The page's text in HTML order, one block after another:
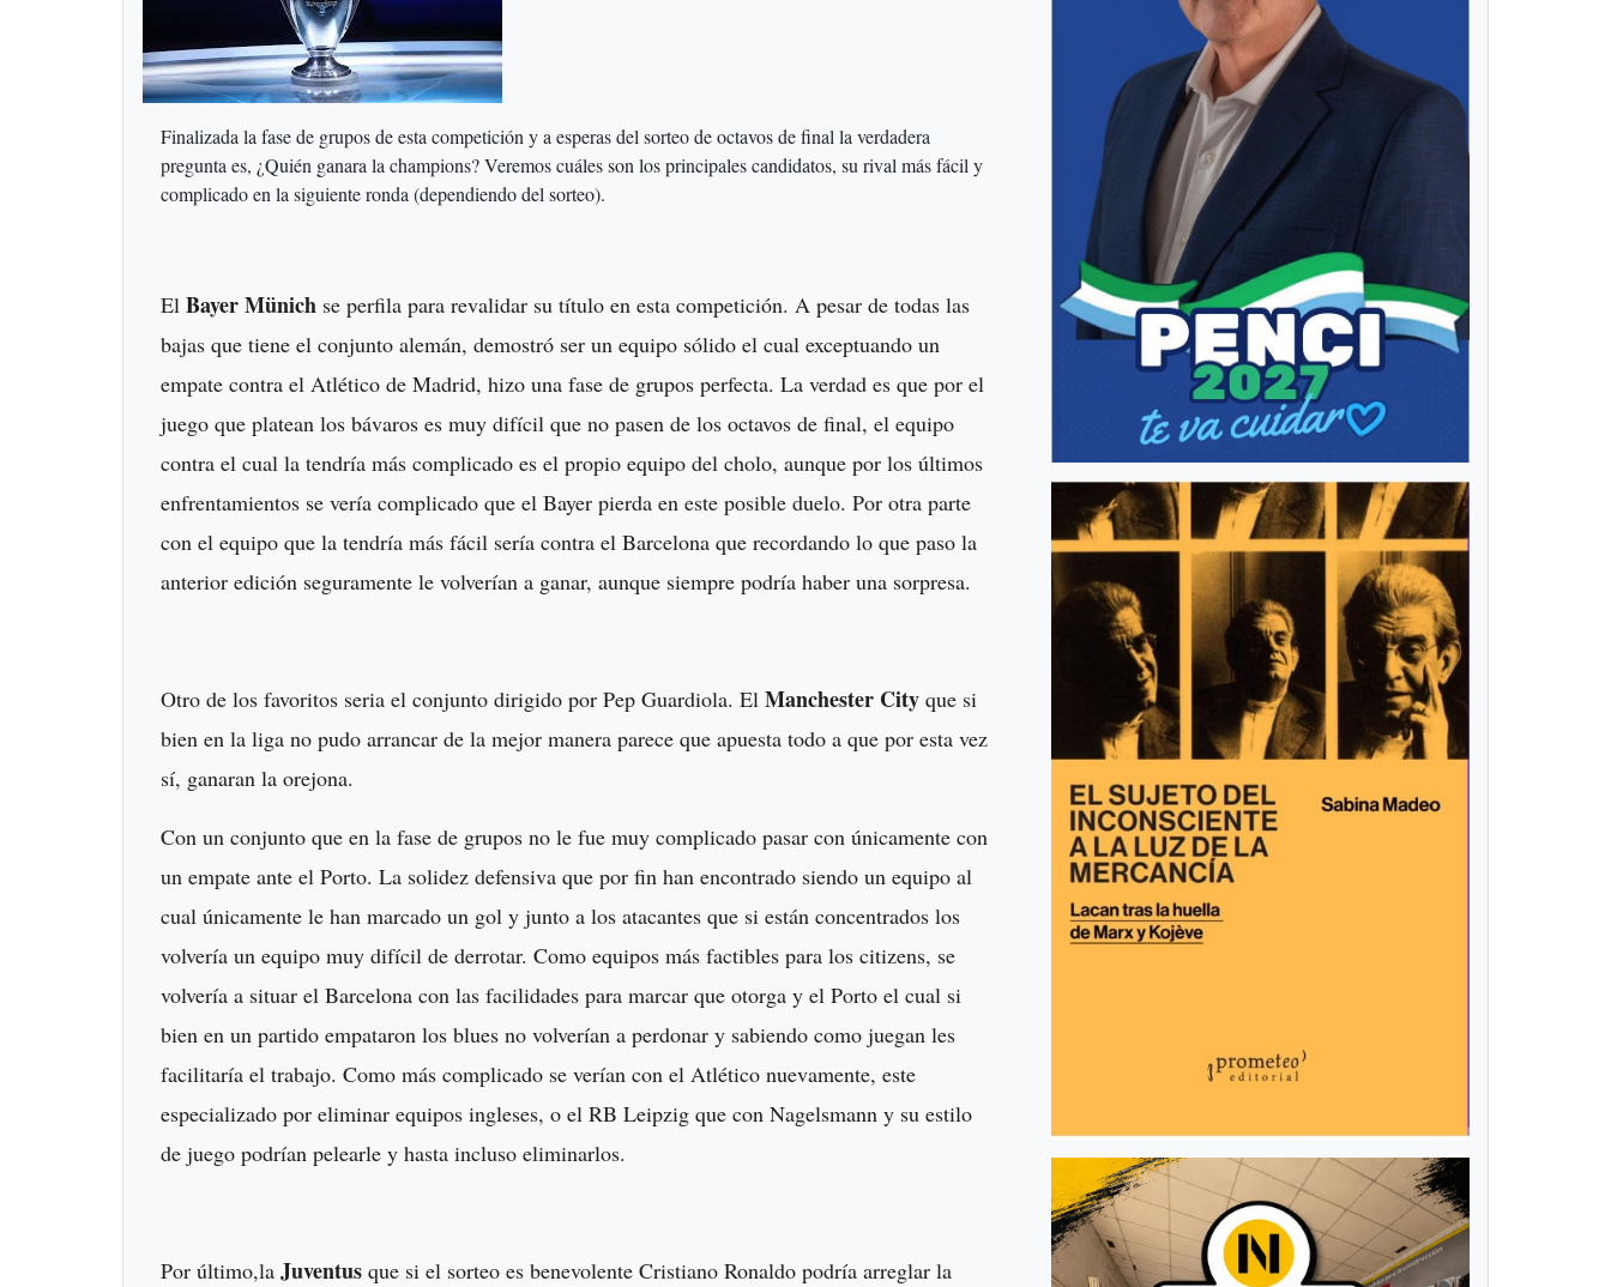
Finalizada la fase de grupos de esta competición y a esperas del sorteo de octavos de final la verdadera
pregunta es, ¿Quién ganara la champions? Veremos cuáles son los principales candidatos, su rival más fácil y
complicado en la siguiente ronda (dependiendo del sorteo).
El Bayer Münich se perfila para revalidar su título en esta competición. A pesar de todas las
bajas que tiene el conjunto alemán, demostró ser un equipo sólido el cual exceptuando un
empate contra el Atlético de Madrid, hizo una fase de grupos perfecta. La verdad es que por el
juego que platean los bávaros es muy difícil que no pasen de los octavos de final, el equipo
contra el cual la tendría más complicado es el propio equipo del cholo, aunque por los últimos
enfrentamientos se vería complicado que el Bayer pierda en este posible duelo. Por otra parte
con el equipo que la tendría más fácil sería contra el Barcelona que recordando lo que paso la
anterior edición seguramente le volverían a ganar, aunque siempre podría haber una sorpresa.
Otro de los favoritos seria el conjunto dirigido por Pep Guardiola. El Manchester City que si
bien en la liga no pudo arrancar de la mejor manera parece que apuesta todo a que por esta vez
sí, ganaran la orejona.
Con un conjunto que en la fase de grupos no le fue muy complicado pasar con únicamente con
un empate ante el Porto. La solidez defensiva que por fin han encontrado siendo un equipo al
cual únicamente le han marcado un gol y junto a los atacantes que si están concentrados los
volvería un equipo muy difícil de derrotar. Como equipos más factibles para los citizens, se
volvería a situar el Barcelona con las facilidades para marcar que otorga y el Porto el cual si
bien en un partido empataron los blues no volverían a perdonar y sabiendo como juegan les
facilitaría el trabajo. Como más complicado se verían con el Atlético nuevamente, este
especializado por eliminar equipos ingleses, o el RB Leipzig que con Nagelsmann y su estilo
de juego podrían pelearle y hasta incluso eliminarlos.
Por último,la Juventus que si el sorteo es benevolente Cristiano Ronaldo podría arreglar la